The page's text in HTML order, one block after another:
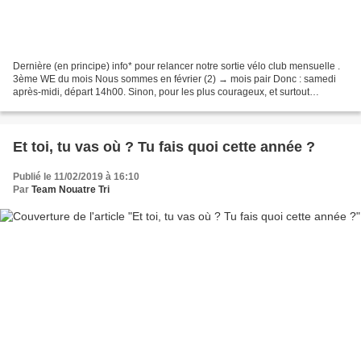
Dernière (en principe) info* pour relancer notre sortie vélo club mensuelle .
3ème WE du mois Nous sommes en février (2) → mois pair Donc : samedi
après-midi, départ 14h00. Sinon, pour les plus courageux, et surtout
Et toi, tu vas où ? Tu fais quoi cette année ?
Publié le 11/02/2019 à 16:10
Par Team Nouatre Tri